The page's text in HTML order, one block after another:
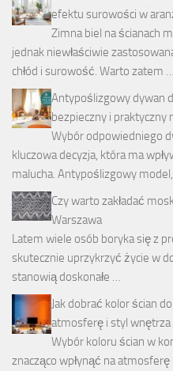
efektu surowości w
Zimna biel na ścianach
jednak niewłaściwie
chłód i surowość. Warto zatem …
Antypoślizgowy dywan
bezpieczny i praktyczny
Wybór odpowiedniego
kluczowa decyzja, która ma
malucha. Antypoślizgowy
Czy warto zakładać
Warszawa
Latem wiele osób boryka się z
skutecznie uprzykrzyć życie w
stanowią doskonałe …
Jak dobrać kolor ścian
atmosferę i styl wnętrza
Wybór koloru ścian w
znacząco wpłynąć na